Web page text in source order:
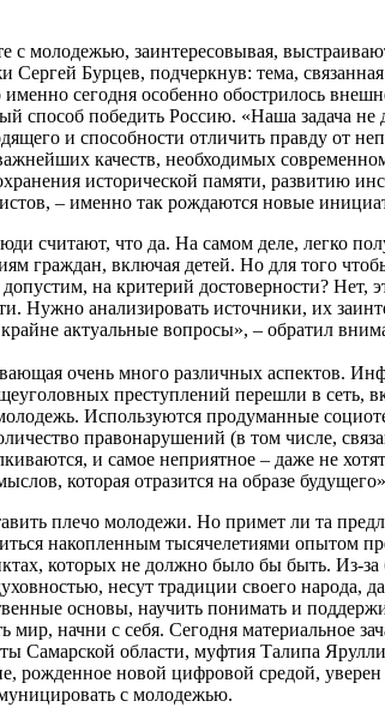
молодежью, заинтересовывая,
Сергей Бурцев, подчеркнув: тема,
сегодня особенно обострилось
способ победить Россию. «Наша задача
и способности отличить правду от
качеств, необходимых
исторической памяти, развитию
– именно так рождаются новые
считают, что да. На самом деле, легко
граждан, включая детей. Но для того
на критерий достоверности?
Нужно анализировать источники, их
актуальные вопросы», – обратил
очень много различных аспектов.
преступлений перешли в сеть,
Используются продуманные
правонарушений (в том числе,
и самое неприятное – даже не
которая отразится на образе
плечо молодежи. Но примет ли та
накопленным тысячелетиями опытом
которых не должно было бы быть. Из-
несут традиции своего народа,
основы, научить понимать и
начни с себя. Сегодня материальное
Самарской области, муфтия Талипа
новой цифровой средой,
с молодежью.